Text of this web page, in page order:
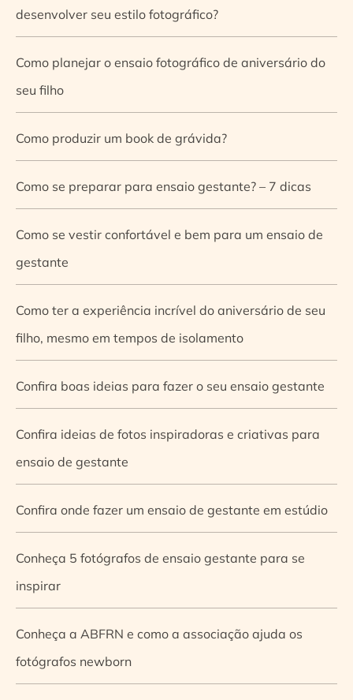
desenvolver seu estilo fotográfico?
Como planejar o ensaio fotográfico de aniversário do
seu filho
Como produzir um book de grávida?
Como se preparar para ensaio gestante? – 7 dicas
Como se vestir confortável e bem para um ensaio de
gestante
Como ter a experiência incrível do aniversário de seu
filho, mesmo em tempos de isolamento
Confira boas ideias para fazer o seu ensaio gestante
Confira ideias de fotos inspiradoras e criativas para
ensaio de gestante
Confira onde fazer um ensaio de gestante em estúdio
Conheça 5 fotógrafos de ensaio gestante para se
inspirar
Conheça a ABFRN e como a associação ajuda os
fotógrafos newborn